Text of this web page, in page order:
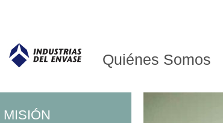
Quiénes Somos
MISIÓN